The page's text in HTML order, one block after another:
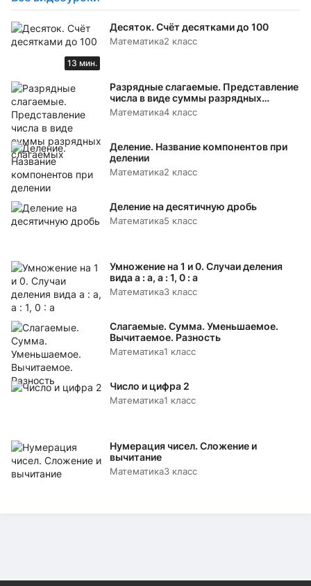
13 мин.
Десяток. Счёт десятками до 100
Математика2 класс
Разрядные слагаемые. Представление
числа в виде суммы разрядных
слагаемых
Математика4 класс
Деление. Название компонентов при
делении
Математика2 класс
Деление на десятичную дробь
Математика5 класс
Умножение на 1 и 0. Случаи деления
вида а : а, а : 1, 0 : а
Математика3 класс
Слагаемые. Сумма. Уменьшаемое.
Вычитаемое. Разность
Математика1 класс
Число и цифра 2
Математика1 класс
Нумерация чисел. Сложение и
вычитание
Математика3 класс